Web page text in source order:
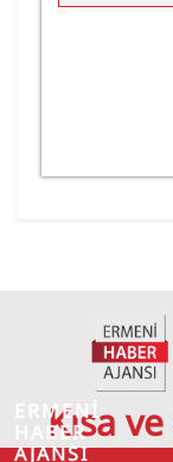
Kısa
ERMENİ
HABER
AJANSI